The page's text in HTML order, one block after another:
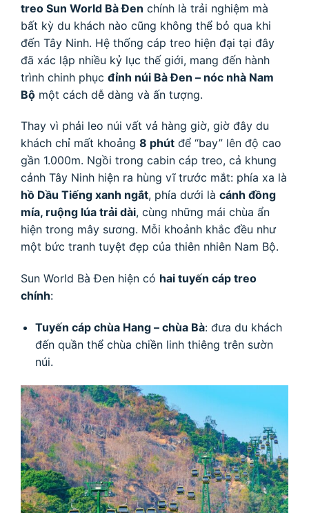
treo Sun World Bà Đen chính là trải nghiệm mà
bất kỳ du khách nào cũng không thể bỏ qua khi
đến Tây Ninh. Hệ thống cáp treo hiện đại tại đây
đã xác lập nhiều kỷ lục thế giới, mang đến hành
trình chinh phục đỉnh núi Bà Đen – nóc nhà Nam
Bộ một cách dễ dàng và ấn tượng.
Thay vì phải leo núi vất vả hàng giờ, giờ đây du
khách chỉ mất khoảng 8 phút để “bay” lên độ cao
gần 1.000m. Ngồi trong cabin cáp treo, cả khung
cảnh Tây Ninh hiện ra hùng vĩ trước mắt: phía xa là
hồ Dầu Tiếng xanh ngắt, phía dưới là cánh đồng
mía, ruộng lúa trải dài, cùng những mái chùa ẩn
hiện trong mây sương. Mỗi khoảnh khắc đều như
một bức tranh tuyệt đẹp của thiên nhiên Nam Bộ.
Sun World Bà Đen hiện có hai tuyến cáp treo
chính:
Tuyến cáp chùa Hang – chùa Bà: đưa du khách
đến quần thể chùa chiền linh thiêng trên sườn
núi.